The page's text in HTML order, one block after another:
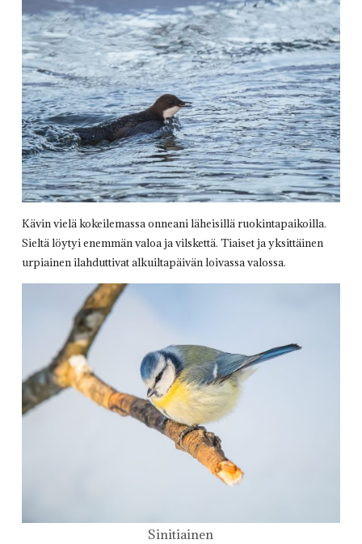
Kävin vielä kokeilemassa onneani läheisillä ruokintapaikoilla.
Sieltä löytyi enemmän valoa ja vilskettä. Tiaiset ja yksittäinen
urpiainen ilahduttivat alkuiltapäivän loivassa valossa.
Sinitiainen